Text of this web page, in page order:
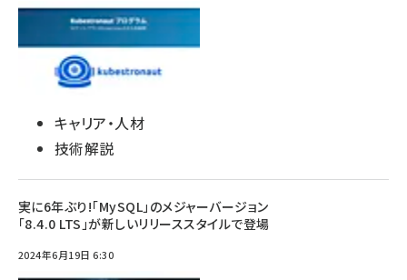
キャリア・人材
技術解説
実に6年ぶり!「MySQL」のメジャーバージョン
「8.4.0 LTS」が新しいリリーススタイルで登場
2024年6月19日 6:30